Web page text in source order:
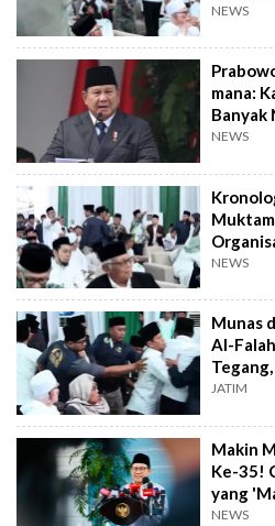
NEWS
mana:
Banyak
NEWS
NEWS
Munas
Al-
Terjadi
JATIM
Makin
Ke-35!
yang
Didepak
NEWS